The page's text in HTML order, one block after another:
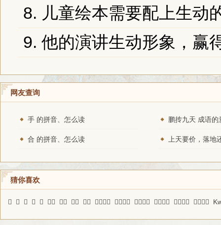
8. 儿童绘本需要配上生动
9. 他的演讲生动形象，赢
网友查询
手 的拼音、怎么读 鹏抟九天 成语的
合 的拼音、怎么读
猜你喜欢
𦥶 亷 炇 笨 葚 畏恶 玩完 已来 石言 先见之明 白首一节 目不给赏 墨绖从戎 安份守己 眼福不浅